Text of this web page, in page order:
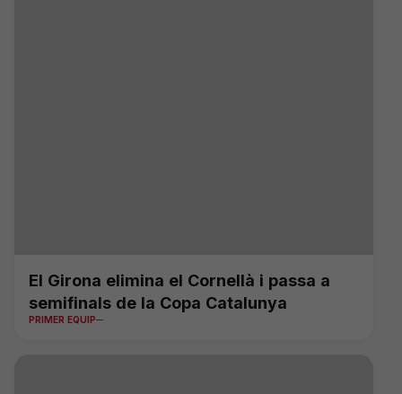
El Girona elimina el Cornellà i passa a
semifinals de la Copa Catalunya
PRIMER EQUIP